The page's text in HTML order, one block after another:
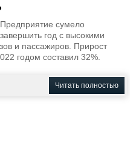
Предприятие​ сумело
завершить год с высокими
и пассажиров. ​Прирост
годом составил 32%.
Читать полностью